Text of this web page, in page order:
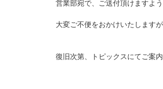
営業部宛で、ご送付頂けますよ
大変ご不便をおかけいたします
復旧次第、トピックスにてご案内